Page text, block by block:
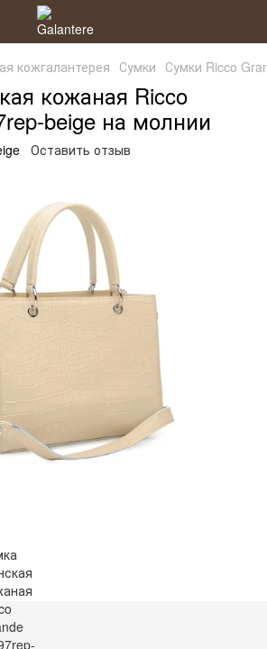
кожгалантерея Сумки Сумки Ricco
кожаная Ricco
beige на молнии
Оставить отзыв